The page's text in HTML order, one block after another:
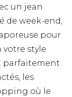
un jean
de week-end,
pour
style
parfaitement
les
où le